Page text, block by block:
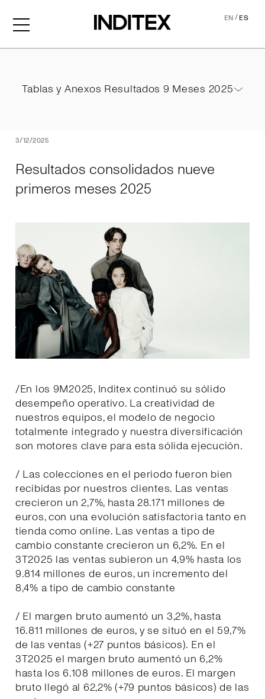
EN/ES
3/12/2025
Resultados consolidados nueve
primeros meses 2025
/En los 9M2025, Inditex continuó su sólido
desempeño operativo. La creatividad de
nuestros equipos, el modelo de negocio
totalmente integrado y nuestra diversificación
son motores clave para esta sólida ejecución.
/ Las colecciones en el periodo fueron bien
recibidas por nuestros clientes. Las ventas
crecieron un 2,7%, hasta 28.171 millones de
euros, con una evolución satisfactoria tanto en
tienda como online. Las ventas a tipo de
cambio constante crecieron un 6,2%. En el
3T2025 las ventas subieron un 4,9% hasta los
9.814 millones de euros, un incremento del
8,4% a tipo de cambio constante
/ El margen bruto aumentó un 3,2%, hasta
16.811 millones de euros, y se situó en el 59,7%
de las ventas (+27 puntos básicos). En el
3T2025 el margen bruto aumentó un 6,2%
hasta los 6.108 millones de euros. El margen
bruto llegó al 62,2% (+79 puntos básicos) de las
Tablas y Anexos Resultados 9 Meses 2025